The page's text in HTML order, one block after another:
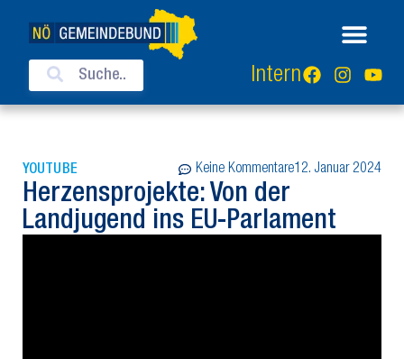
Intern
YOUTUBE Keine Kommentare12. Januar 2024
Herzensprojekte: Von der
Landjugend ins EU-Parlament